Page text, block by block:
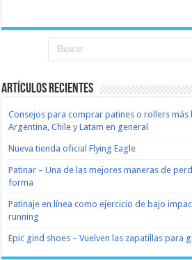
Artículos recientes
Consejos para comprar patines o rollers más
Argentina, Chile y Latam en general
Nueva tienda oficial Flying Eagle
Patinar – Una de las mejores maneras de
forma
Patinaje en línea como ejercicio de bajo
running
Epic gind shoes – Vuelven las zapatillas para